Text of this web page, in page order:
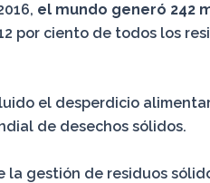
el mundo generó 242
por ciento de todos los
el desperdicio
de desechos sólidos.
la gestión de residuos